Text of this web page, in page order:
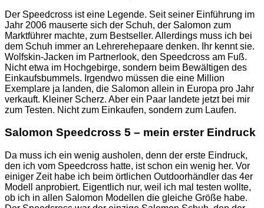
Der Speedcross ist eine Legende. Seit seiner Einführung im
Jahr 2006 mauserte sich der Schuh, der Salomon zum
Marktführer machte, zum Bestseller. Allerdings muss ich bei
dem Schuh immer an Lehrerehepaare denken. Ihr kennt sie.
Wolfskin-Jacken im Partnerlook, den Speedcross am Fuß.
Nicht etwa im Hochgebirge, sondern beim Bewältigen des
Einkaufsbummels. Irgendwo müssen die eine Million
Exemplare ja landen, die Salomon allein in Europa pro Jahr
verkauft. Kleiner Scherz. Aber ein Paar landete jetzt bei mir
zum Testen. Nicht zum Einkaufen, sondern zum Laufen.
Salomon Speedcross 5 – mein erster Eindruck
Da muss ich ein wenig ausholen, denn der erste Eindruck,
den ich vom Speedcross hatte, ist schon ein wenig her. Vor
einiger Zeit habe ich beim örtlichen Outdoorhändler das 4er
Modell anprobiert. Eigentlich nur, weil ich mal testen wollte,
ob ich in allen Salomon Modellen die gleiche Größe habe.